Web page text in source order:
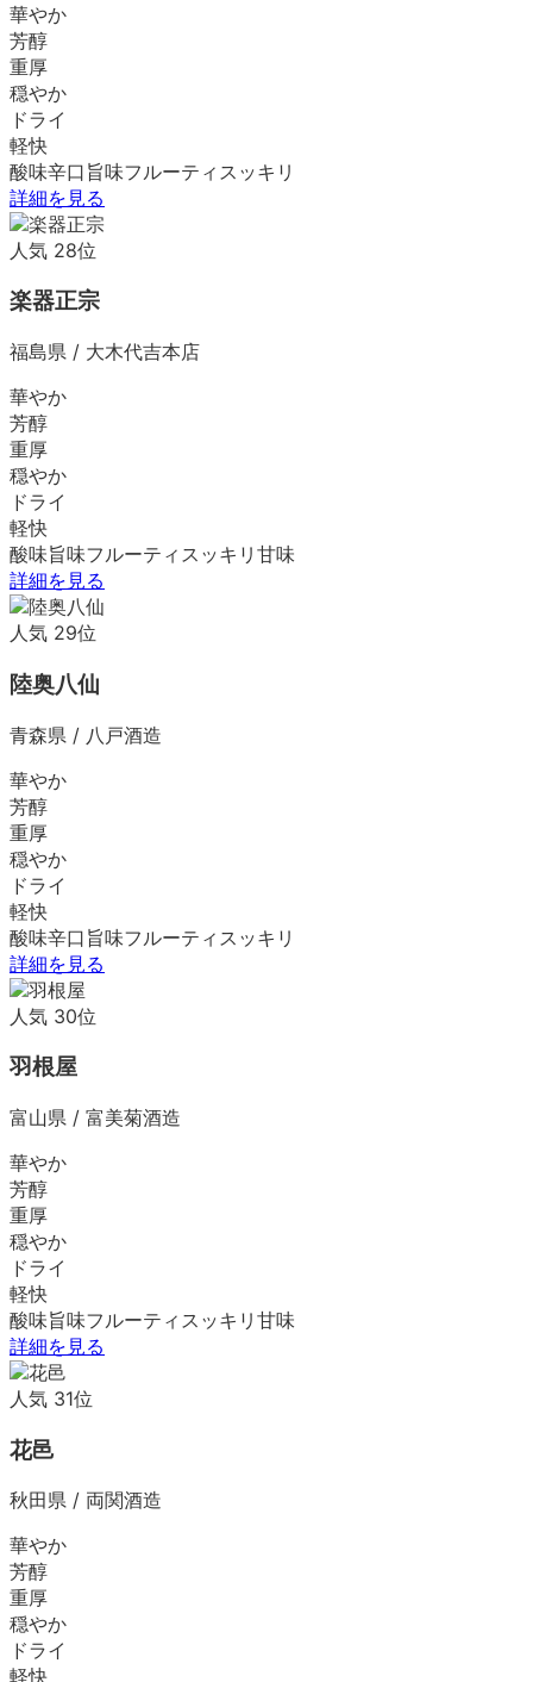
華やか
芳醇
重厚
穏やか
ドライ
軽快
酸味辛口 旨味フルーティ スッキリ
詳細を見る
人気 28位
楽器正宗
福島県 / 大木代吉本店
華やか
芳醇
重厚
穏やか
ドライ
軽快
酸味旨味フルーティ スッキリ 甘味
詳細を見る
人気 29位
陸奥八仙
青森県 / 八戸酒造
華やか
芳醇
重厚
穏やか
ドライ
軽快
酸味辛口 旨味フルーティ スッキリ
詳細を見る
人気 30位
羽根屋
富山県 / 富美菊酒造
華やか
芳醇
重厚
穏やか
ドライ
軽快
酸味旨味フルーティ スッキリ 甘味
詳細を見る
人気 31位
花邑
秋田県 / 両関酒造
華やか
芳醇
重厚
穏やか
ドライ
軽快